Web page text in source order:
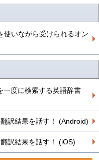
使いながら受けられるオン
一度に検索する英語辞書
訳結果を話す！ (Android)
訳結果を話す！ (iOS)